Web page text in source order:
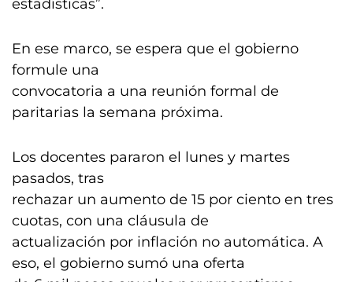
estadísticas”.
En ese marco, se espera que el gobierno
formule una
convocatoria a una reunión formal de
paritarias la semana próxima.
Los docentes pararon el lunes y martes
pasados, tras
rechazar un aumento de 15 por ciento en tres
cuotas, con una cláusula de
actualización por inflación no automática. A
eso, el gobierno sumó una oferta